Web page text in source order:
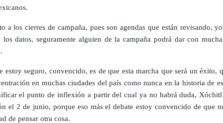
a los cierres de campaña, pues son agendas que están revisando,
los datos, seguramente alguien de la campaña podrá dar con
estoy seguro, convencido, es de que esta marcha que será un éxito,
en muchas ciudades del país como nunca en la historia de
el punto de inflexión a partir del cual ya no habrá duda, Xóchitl
el 2 de junio, porque eso más el debate estoy convencido de que
de pensar otra cosa.